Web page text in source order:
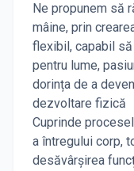
Ne propunem să
mâine, prin
flexibil, capabil
pentru lume,
dorința de a
dezvoltare fizică
Cuprinde
a întregului corp,
desăvârșirea